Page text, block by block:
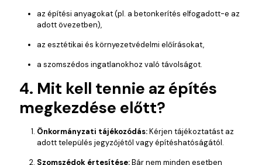
az építési anyagokat (pl. a betonkerítés elfogadott-e az
adott övezetben),
az esztétikai és környezetvédelmi előírásokat,
a szomszédos ingatlanokhoz való távolságot.
4. Mit kell tennie az építés
megkezdése előtt?
Önkormányzati tájékozódás:Kérjen tájékoztatást az
adott település jegyzőjétől vagy építéshatóságától.
Szomszédok értesítése:Bár nem minden esetben